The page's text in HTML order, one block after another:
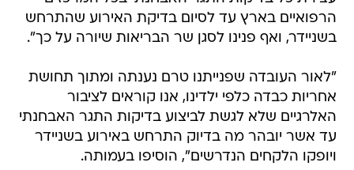
הרפואיים בארץ עד לסיום בדיקת האירוע שהתרחש
בשניידר, ואף פנינו לסגן שר הבריאות שיורה על כך".
"לאור העובדה שפנייתנו טרם נענתה ומתוך תחושת
אחריות כבדה כלפי ילדינו, אנו קוראים לציבור
האלרגיים שלא לגשת לביצוע בדיקות התגר האבחנתי
עד אשר יובהר מה בדיוק התרחש באירוע בשניידר
ויופקו הלקחים הנדרשים", הוסיפו בעמותה.